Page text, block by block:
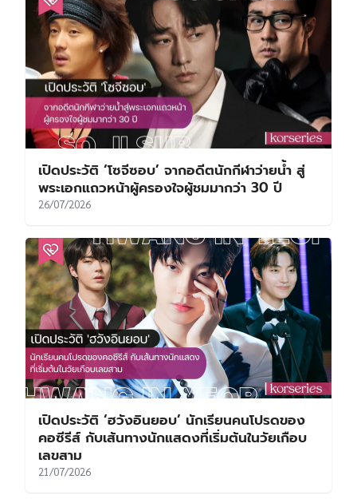
เปิดประวัติ ‘โซจีซอบ’ จากอดีตนักกีฬาว่ายน้ำ สู่
พระเอกแถวหน้าผู้ครองใจผู้ชมมากว่า 30 ปี
26/07/2026
เปิดประวัติ ‘ฮวังอินยอบ’ นักเรียนคนโปรดของ
คอซีรีส์ กับเส้นทางนักแสดงที่เริ่มต้นในวัยเกือบ
เลขสาม
21/07/2026